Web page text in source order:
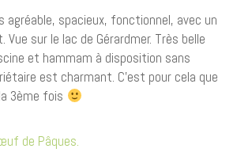
spacieux, fonctionnel, avec un
sur le lac de Gérardmer. Très belle
et hammam à disposition sans
est charmant. C’est pour cela que
3ème fois
de Pâques.